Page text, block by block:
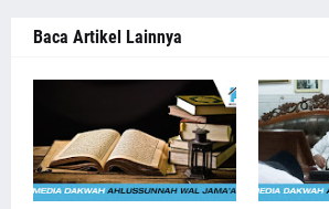
Baca Artikel Lainnya